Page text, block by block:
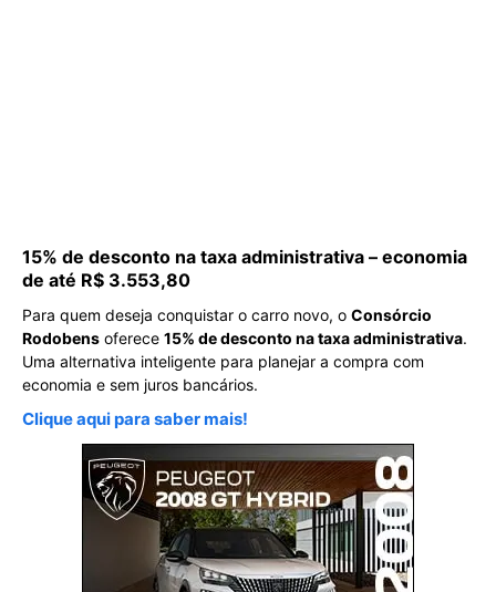
15% de desconto na taxa administrativa – economia
de até R$ 3.553,80
Para quem deseja conquistar o carro novo, o Consórcio
Rodobens oferece 15% de desconto na taxa administrativa.
Uma alternativa inteligente para planejar a compra com
economia e sem juros bancários.
Clique aqui para saber mais!